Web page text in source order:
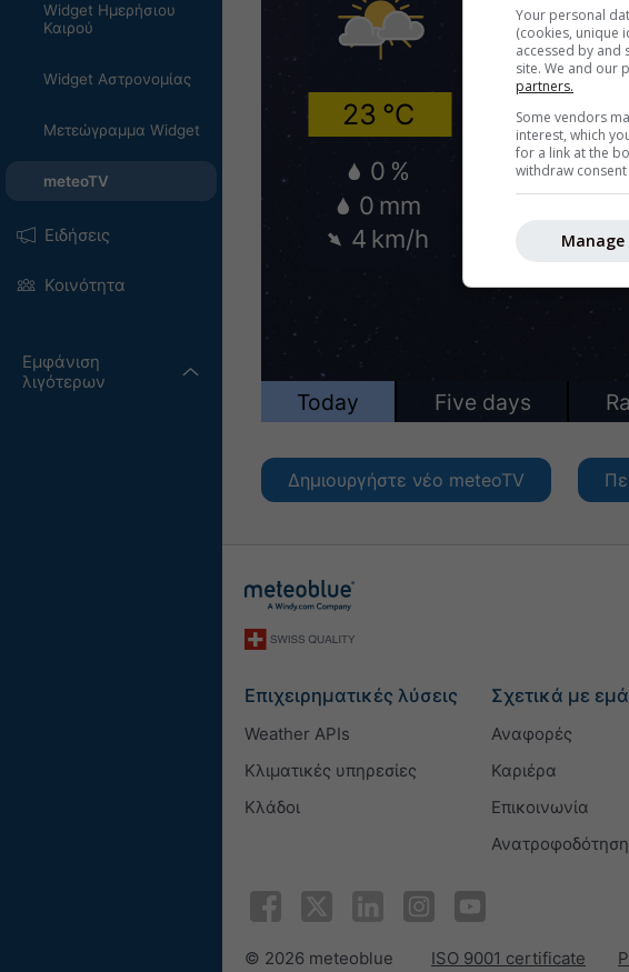
Widget Ημερήσιου
Καιρού
Widget Αστρονομίας
Μετεώγραμμα Widget
meteoTV
Ειδήσεις
Κοινότητα
Εμφάνιση
λιγότερων
Δημιουργήστε νέο meteoTV
Επιχειρηματικές λύσεις
Weather APIs
Κλιματικές υπηρεσίες
Κλάδοι
Σχετικά με
Αναφορές
Καριέρα
Επικοινωνία
Ανατροφοδότηση
© 2026 meteoblue ISO 9001 certificate
Your personal
(cookies, unique
accessed by and
site. We and our
partners.
Some vendors
interest, which
for a link at the
withdraw